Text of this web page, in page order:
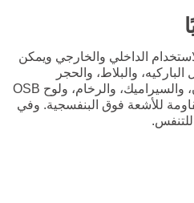
الداخلي والخارجي ويمكن
والبلاط، والحجر
الطبيعي، وجبس بورد، والمعدن، والسيراميك، والرخام، ولوح OSB
للأشعة فوق البنفسجية. وفي